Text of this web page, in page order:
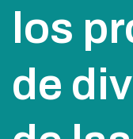
los
de